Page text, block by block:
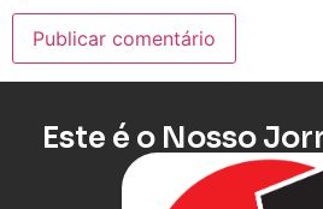
Este é o Nosso